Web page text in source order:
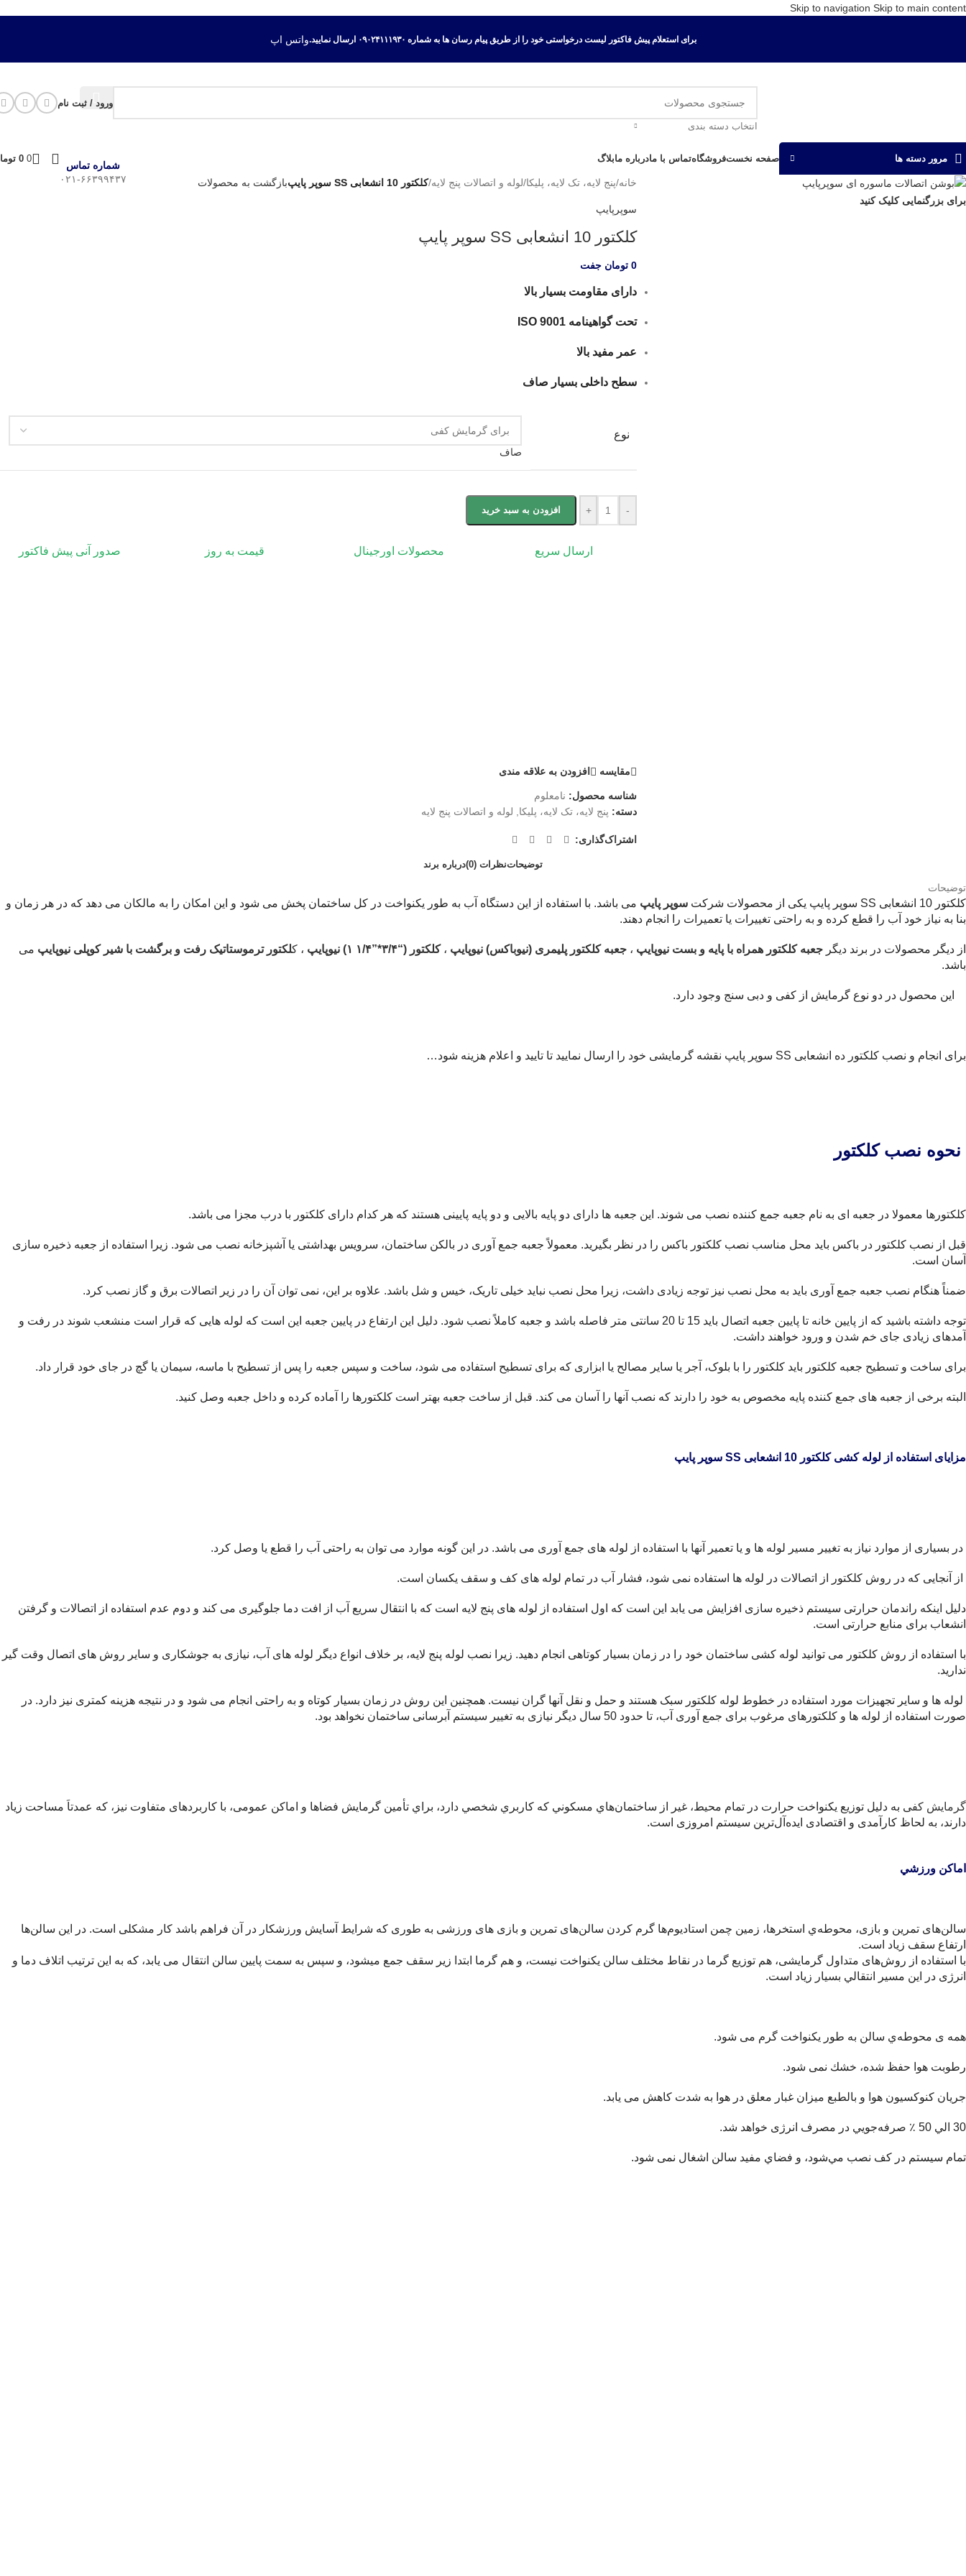
Skip to navigation Skip to main content
برای استعلام پیش فاکتور لیست درخواستی خود را از طریق پیام رسان ها به شماره ۰۹۰۲۴۱۱۱۹۳۰ ارسال نمایید. واتس اپ
انتخاب دسته بندی
ورود / ثبت نام
مرور دسته ها صفحه نخستفروشگاهتماس با مادرباره مابلاگ
شماره تماس
۰۲۱-۶۶۳۹۹۴۳۷
0
0
برای بزرگنمایی کلیک کنید
خانه/پنج لایه، تک لایه، پلیکا/لوله و اتصالات پنج لایه/کلکتور 10 انشعابی SS سوپر پایپ بازگشت به محصولات
سوپرپایپ
کلکتور 10 انشعابی SS سوپر پایپ
0 تومان جفت
دارای مقاومت بسیار بالا
تحت گواهینامه ISO 9001
عمر مفید بالا
سطح داخلی بسیار صاف
نوع
صاف
-
+ افزودن به سبد خرید
صدور آنی پیش فاکتور قیمت به روز محصولات اورجینال ارسال سریع
مقايسه افزودن به علاقه مندی
شناسه محصول: نامعلوم
دسته: پنج لایه، تک لایه، پلیکا لوله و اتصالات پنج لایه
اشتراک‌گذاری:
توضیحاتنظرات (0) درباره برند
توضیحات
کلکتور 10 انشعابی SS سوپر پایپ یکی از محصولات شرکت سوپر پایپ می باشد. با استفاده از این دستگاه آب به طور یکنواخت در کل ساختمان پخش می شود و این امکان را به مالکان می دهد که در هر زمان و
بنا به نیاز خود آب را قطع کرده و به راحتی تغییرات یا تعمیرات را انجام دهند.
از دیگر محصولات در برند دیگر جعبه کلکتور همراه با پایه و بست نیوپایپ ، جعبه کلکتور پلیمری (نیوباکس) نیوپایپ ،کلکتور (“۳/۴*”۱/۴ ۱) نیوپایپ ، کلکتور ترموستاتیک رفت و برگشت با شیر کوپلی نیوپایپ می
باشد.
این محصول در دو نوع گرمایش از کفی و دبی سنج وجود دارد.
برای انجام و نصب کلکتور ده انشعابی SS سوپر پایپ نقشه گرمایشی خود را ارسال نمایید تا تایید و اعلام هزینه شود…
نحوه نصب کلکتور
کلکتورها معمولا در جعبه ای به نام جعبه جمع کننده نصب می شوند. این جعبه ها دارای دو پایه بالایی و دو پایه پایینی هستند که هر کدام دارای کلکتور با درب مجزا می باشد.
قبل از نصب کلکتور در باکس باید محل مناسب نصب کلکتور باکس را در نظر بگیرید. معمولاً جعبه جمع آوری در بالکن ساختمان، سرویس بهداشتی یا آشپزخانه نصب می شود. زیرا استفاده از جعبه ذخیره سازی
آسان است.
ضمناً هنگام نصب جعبه جمع آوری باید به محل نصب نیز توجه زیادی داشت، زیرا محل نصب نباید خیلی تاریک، خیس و شل باشد. علاوه بر این، نمی توان آن را در زیر اتصالات برق و گاز نصب کرد.
توجه داشته باشید که از پایین خانه تا پایین جعبه اتصال باید 15 تا 20 سانتی متر فاصله باشد و جعبه کاملاً نصب شود. دلیل این ارتفاع در پایین جعبه این است که لوله هایی که قرار است منشعب شوند در رفت و
آمدهای زیادی جای خم شدن و ورود خواهند داشت.
برای ساخت و تسطیح جعبه کلکتور باید کلکتور را با بلوک، آجر یا سایر مصالح یا ابزاری که برای تسطیح استفاده می شود، ساخت و سپس جعبه را پس از تسطیح با ماسه، سیمان یا گچ در جای خود قرار داد.
البته برخی از جعبه های جمع کننده پایه مخصوص به خود را دارند که نصب آنها را آسان می کند. قبل از ساخت جعبه بهتر است کلکتورها را آماده کرده و داخل جعبه وصل کنید.
مزایای استفاده از لوله کشی کلکتور 10 انشعابی SS سوپر پایپ
در بسیاری از موارد نیاز به تغییر مسیر لوله ها و یا تعمیر آنها با استفاده از لوله های جمع آوری می باشد. در این گونه موارد می توان به راحتی آب را قطع یا وصل کرد.
از آنجایی که در روش کلکتور از اتصالات در لوله ها استفاده نمی شود، فشار آب در تمام لوله های کف و سقف یکسان است.
دلیل اینکه راندمان حرارتی سیستم ذخیره سازی افزایش می یابد این است که اول استفاده از لوله های پنج لایه است که با انتقال سریع آب از افت دما جلوگیری می کند و دوم عدم استفاده از اتصالات و گرفتن
انشعاب برای منابع حرارتی است.
با استفاده از روش کلکتور می توانید لوله کشی ساختمان خود را در زمان بسیار کوتاهی انجام دهید. زیرا نصب لوله پنج لایه، بر خلاف انواع دیگر لوله های آب، نیازی به جوشکاری و سایر روش های اتصال وقت گیر
ندارید.
لوله ها و سایر تجهیزات مورد استفاده در خطوط لوله کلکتور سبک هستند و حمل و نقل آنها گران نیست. همچنین این روش در زمان بسیار کوتاه و به راحتی انجام می شود و در نتیجه هزینه کمتری نیز دارد. در
صورت استفاده از لوله ها و کلکتورهای مرغوب برای جمع آوری آب، تا حدود 50 سال دیگر نیازی به تغییر سیستم آبرسانی ساختمان نخواهد بود.
گرمايش كفی به دليل توزيع يكنواخت حرارت در تمام محيط، غير از ساختمان‌هاي مسكوني كه كاربري شخصي دارد، براي تأمين گرمايش فضاها و اماكن عمومی، با كاربردهای متفاوت نيز، كه عمدتاَ مساحت زياد
دارند، به لحاظ كار‌آمدی و اقتصادی ايده‌آل‌ترين سيستم امروزی است.
اماكن ورزشي
سالن‌های تمرين و بازی، محوطه‌ي استخرها، زمين چمن استاديوم‌ها گرم كردن سالن‌های تمرين و بازی های ورزشی به طوری كه شرايط آسايش ورزشكار در آن فراهم باشد كار مشكلی است. در اين سالن‌ها
ارتفاع سقف زياد است.
با استفاده از روش‌های متداول گرمايشی، هم توزيع گرما در نقاط مختلف سالن يكنواخت نيست، و هم گرما ابتدا زير سقف جمع ميشود، و سپس به سمت پايين سالن انتقال می يابد، كه به اين ترتيب اتلاف دما و
انرژی در اين مسير انتقالي بسيار زياد است.
همه‌ ی محوطه‌ي سالن به طور يكنواخت گرم می شود.
رطوبت هوا حفظ شده، خشك نمی شود.
جريان كنوكسيون هوا و بالطبع ميزان غبار معلق در هوا به شدت كاهش می يابد.
30 الي 50 ٪ صرفه‌جويي در مصرف انرژی خواهد شد.
تمام سيستم در كف نصب مي‌شود، و فضاي مفيد سالن اشغال نمی شود.